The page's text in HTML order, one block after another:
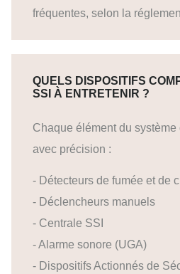
fréquentes, selon la
QUELS DISPOSITIFS
SSI À ENTRETENIR ?
Chaque élément du système
avec précision :
- Détecteurs de fumée et de
- Déclencheurs manuels
- Centrale SSI
- Alarme sonore (UGA)
- Dispositifs Actionnés de